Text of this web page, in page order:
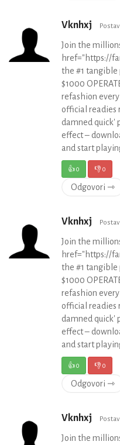
Vknhxj
Join the
href="https://
the #1 tangible
$1000
refashion
official readies
damned quick'
effect –
and start
👍0 👎0
Odgovori ⇾
Vknhxj
Join the
href="https://
the #1 tangible
$1000
refashion
official readies
damned quick'
effect –
and start
👍0 👎0
Odgovori ⇾
Vknhxj
Join the